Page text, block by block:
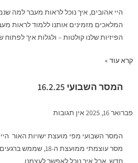
היי אהובים, איך נוכל לראות מעבר למה
המלאכים מזמינים אותנו ללמוד לראות
הפיזיות שלנו קולטות – ולגלות איך לפתוח
קרא עוד »
המסר השבועי 16.2.25
פברואר 16, 2025 אין תגובות
המסר השבועי מפי מועצת ישויות האור
מסר עוצמתי ממועצת ה-
חדש. אבל איך נוכל לאפשר לעצמנו